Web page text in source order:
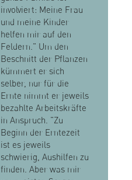
involviert: Meine Frau
und meine Kinder
helfen mir auf den
Feldern." Um den
Beschnitt der Pflanzen
kümmert er sich
selber, nur für die
Ernte nimmt er jeweils
bezahlte Arbeitskräfte
in Anspruch. "Zu
Beginn der Erntezeit
ist es jeweils
schwierig, Aushilfen zu
finden. Aber was mir